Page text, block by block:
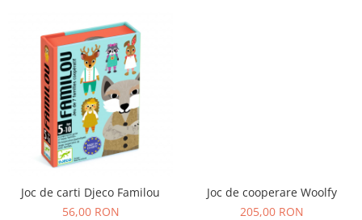
Joc de carti Djeco Familou
56,00 RON
Joc de cooperare Woolfy
205,00 RON